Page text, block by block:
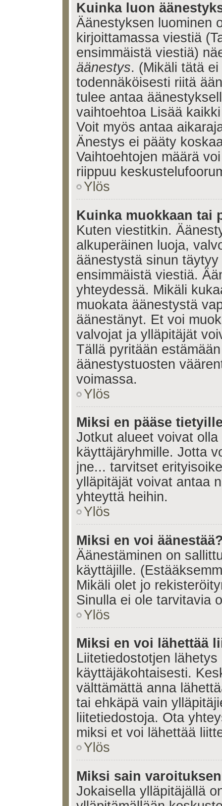
Kuinka luon
Äänestyksen luominen
kirjoittamassa viestiä
ensimmäistä viestiä)
äänestys. (Mikäli tätä
todennäköisesti riitä
tulee antaa
vaihtoehtoa Lisää
Voit myös antaa
Änestys ei pääty
Vaihtoehtojen määrä
riippuu
Ylös
Kuinka muokkaan tai
Kuten viestitkin.
alkuperäinen luoja,
äänestystä sinun
ensimmäistä viestiä.
yhteydessä. Mikäli
muokata äänestystä
äänestänyt. Et voi
valvojat ja ylläpitäjät
Tällä pyritään
äänestystuosten
voimassa.
Ylös
Miksi en pääse
Jotkut alueet voivat
käyttäjäryhmille. Jotta
jne... tarvitset
ylläpitäjät voivat antaa
yhteyttä heihin.
Ylös
Miksi en voi
Äänestäminen on
käyttäjille.
Mikäli olet jo
Sinulla ei ole tarvitavia
Ylös
Miksi en voi lähettää
Liitetiedostotjen
käyttäjäkohtaisesti.
välttämättä anna
tai ehkäpä vain
liitetiedostoja. Ota
miksi et voi lähettää
Ylös
Miksi sain
Jokaisella ylläpitäjällä